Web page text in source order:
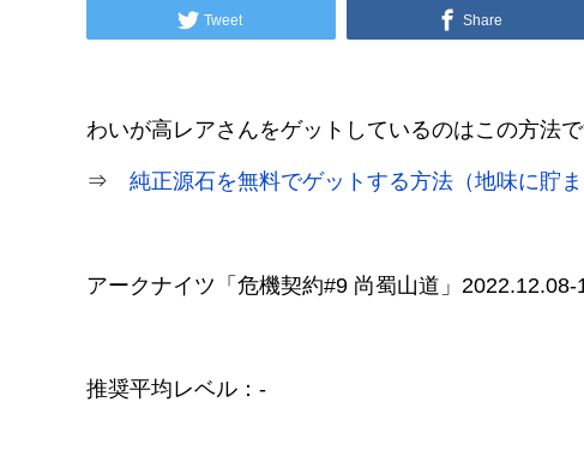
Tweet Share
わいが高レアさんをゲットしているのはこの方法で
⇒ 純正源石を無料でゲットする方法（地味に貯ま
アークナイツ「危機契約#9 尚蜀山道」2022.12.08-
推奨平均レベル：-